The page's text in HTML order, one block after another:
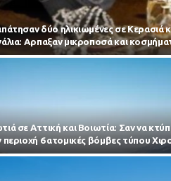
δύο ηλικιωμένες σε Κερασιά
Αρπαξαν μικροποσά και
σε Αττική και Βοιωτία: Σαν να
περιοχή 6 ατομικές βόμβες τύπου